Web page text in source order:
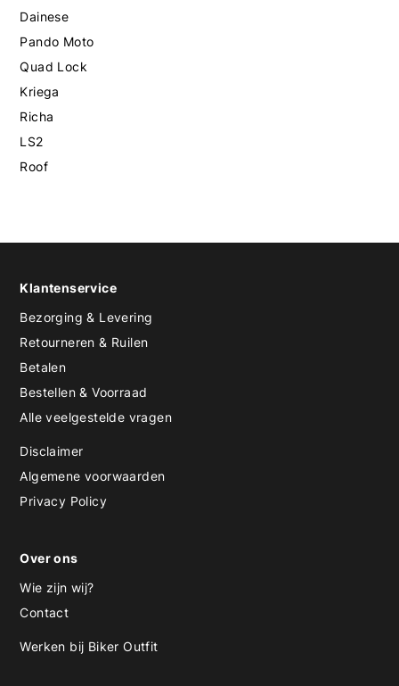
Dainese
Pando Moto
Quad Lock
Kriega
Richa
LS2
Roof
Klantenservice
Bezorging & Levering
Retourneren & Ruilen
Betalen
Bestellen & Voorraad
Alle veelgestelde vragen
Disclaimer
Algemene voorwaarden
Privacy Policy
Over ons
Wie zijn wij?
Contact
Werken bij Biker Outfit